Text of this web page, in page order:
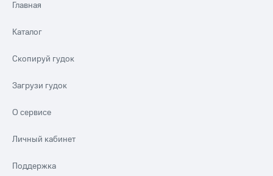
Главная
Каталог
Скопируй гудок
Загрузи гудок
О сервисе
Личный кабинет
Поддержка